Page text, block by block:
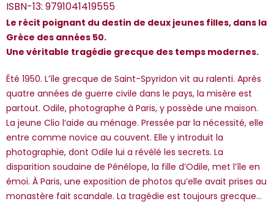
ISBN-13: 9791041419555
Le récit poignant du destin de deux jeunes filles, dans la
Grèce des années 50.
Une véritable tragédie grecque des temps modernes.
Été 1950. L’île grecque de Saint-Spyridon vit au ralenti. Après
quatre années de guerre civile dans le pays, la misère est
partout. Odile, photographe à Paris, y possède une maison.
La jeune Clio l’aide au ménage. Pressée par la nécessité, elle
entre comme novice au couvent. Elle y introduit la
photographie, dont Odile lui a révélé les secrets. La
disparition soudaine de Pénélope, la fille d’Odile, met l’île en
émoi. À Paris, une exposition de photos qu’elle avait prises au
monastère fait scandale. La tragédie est toujours grecque…
*Guests cannot publish reviews